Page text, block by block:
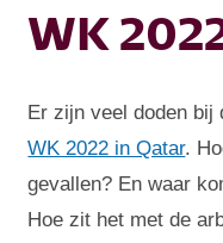
WK
Er zijn veel doden bij
WK 2022 in Qatar.
gevallen? En waar
Hoe zit het met de